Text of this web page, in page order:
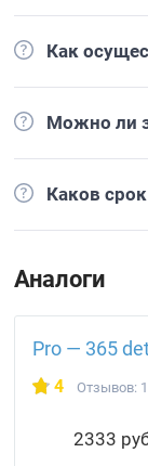
Как
Можно ли
Каков
Аналоги
Pro — 365
4 Отзывов: 1
2333